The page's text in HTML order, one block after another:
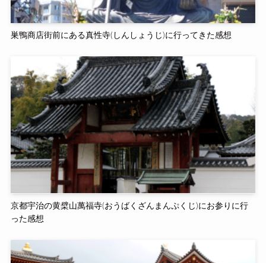
巣鴨商店街前にある真性寺(しんしょうじ)に行ってきた感想
京都宇治の黄檗山萬福寺(おうばくざんまんぷくじ)にお参りに行
った感想